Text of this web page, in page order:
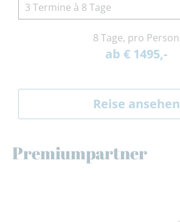
3 Termine à 8 Tage
8 Tage, pro Person
ab € 1495,-
Reise ansehen
Premiumpartner